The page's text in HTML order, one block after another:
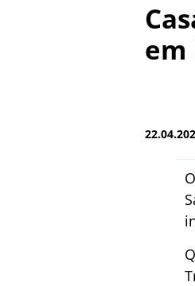
em